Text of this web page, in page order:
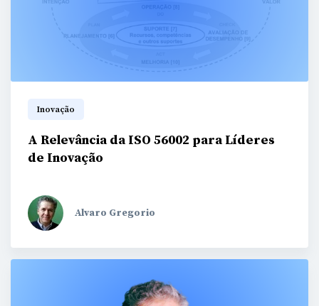
Inovação
A Relevância da ISO 56002 para Líderes
de Inovação
Alvaro Gregorio